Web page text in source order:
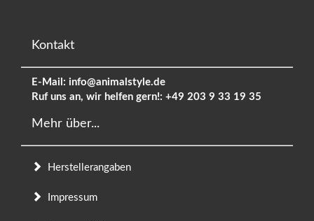
Kontakt
E-Mail: info@animalstyle.de
Ruf uns an, wir helfen gern!: +49 203 9 33 19 35
Mehr über...
Herstellerangaben
Impressum